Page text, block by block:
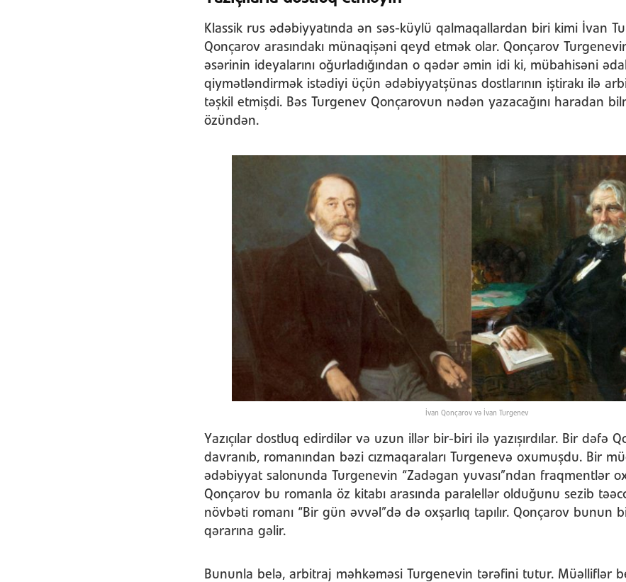
Klassik rus ədəbiyyatında ən səs-küylü qalmaqallardan biri kimi İvan
Qonçarov arasındakı münaqişəni qeyd etmək olar. Qonçarov
əsərinin ideyalarını oğurladığından o qədər əmin idi ki, mübahisəni
qiymətləndirmək istədiyi üçün ədəbiyyatşünas dostlarının iştirakı ilə
təşkil etmişdi. Bəs Turgenev Qonçarovun nədən yazacağını haradan
özündən.
İvan Qonçarov və İvan Turgenev
Yazıçılar dostluq edirdilər və uzun illər bir-biri ilə yazışırdılar. Bir dəfə
davranıb, romanından bəzi cızmaqaraları Turgenevə oxumuşdu. Bir
ədəbiyyat salonunda Turgenevin “Zadəgan yuvası”ndan fraqmentlər
Qonçarov bu romanla öz kitabı arasında paralellər olduğunu sezib
növbəti romanı “Bir gün əvvəl”də də oxşarlıq tapılır. Qonçarov bunun
qərarına gəlir.
Bununla belə, arbitraj məhkəməsi Turgenevin tərəfini tutur. Müəlliflər